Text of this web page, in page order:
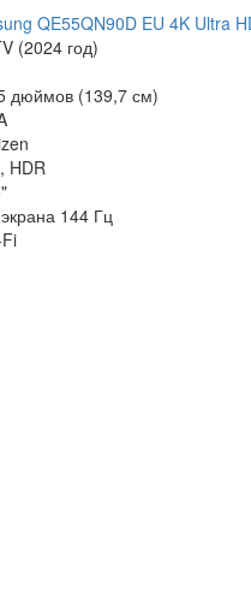
QE55QN90D EU 4K Ultra
(2024 год)
дюймов (139,7 см)
HDR
144 Гц